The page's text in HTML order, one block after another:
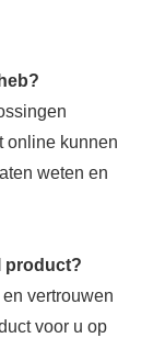
online kunnen
weten en
product?
vertrouwen
voor u op